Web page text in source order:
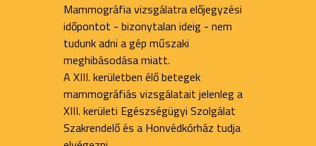
Mammográfia vizsgálatra előjegyzési
időpontot - bizonytalan ideig - nem
tudunk adni a gép műszaki
meghibásodása miatt.
A XIII. kerületben élő betegek
mammográfiás vizsgálatait jelenleg a
XIII. kerületi Egészségügyi Szolgálat
Szakrendelő és a Honvédkórház tudja